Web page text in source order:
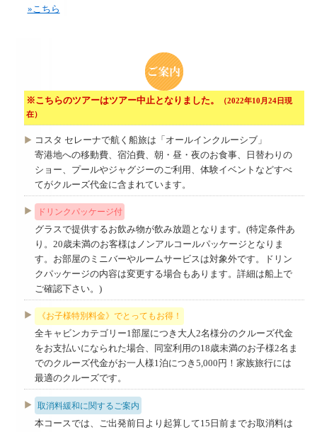
※こちらのツアーはツアー中止となりました。
在）
コスタ セレーナで航く船旅は「オールインクルーシブ」
寄港地への移動費、宿泊費、朝・昼・夜のお食事、日替わりの
ショー、プールやジャグジーのご利用、体験イベントなどすべ
てがクルーズ代金に含まれています。
ドリンクパッケージ付
グラスで提供するお飲み物が飲み放題となります。(特定条件あ
り。20歳未満のお客様はノンアルコールパッケージとなりま
す。お部屋のミニバーやルームサービスは対象外です。ドリン
クパッケージの内容は変更する場合もあります。詳細は船上で
ご確認下さい。)
《お子様特別料金》でとってもお得！
全キャビンカテゴリー1部屋につき大人2名様分のクルーズ代金
をお支払いになられた場合、同室利用の18歳未満のお子様2名ま
でのクルーズ代金がお一人様1泊につき5,000円！家族旅行には
最適のクルーズです。
取消料緩和に関するご案内
本コースでは、ご出発前日より起算して15日前までお取消料は
無料となっています。